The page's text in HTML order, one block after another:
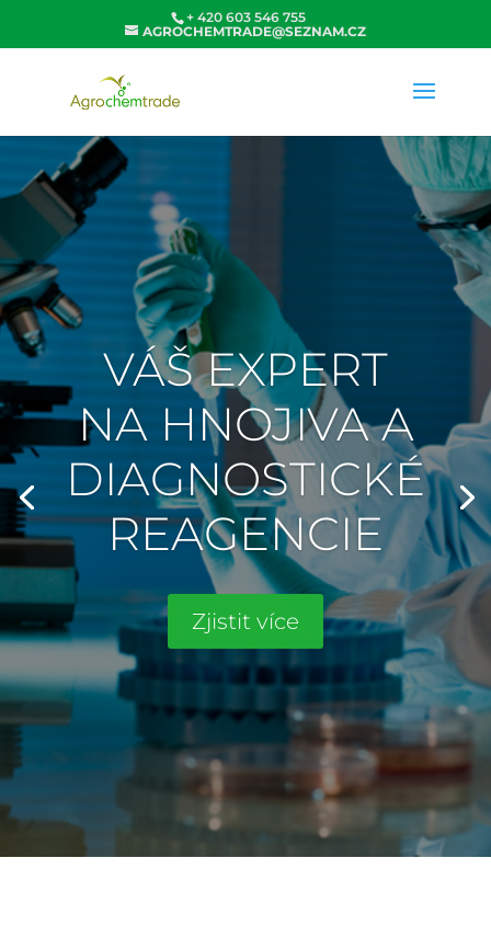
+ 420 603 546 755
AGROCHEMTRADE@SEZNAM.CZ
VÁŠ EXPERT
NA HNOJIVA A
DIAGNOSTICKÉ
REAGENCIE
Zjistit více